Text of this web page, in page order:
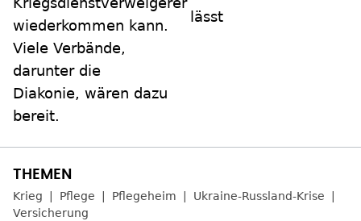
wiederkommen kann.
Viele Verbände,
darunter die
Diakonie, wären dazu
bereit.
lässt
Krieg Pflege Pflegeheim
Ukraine-Russland-Krise
Versicherung